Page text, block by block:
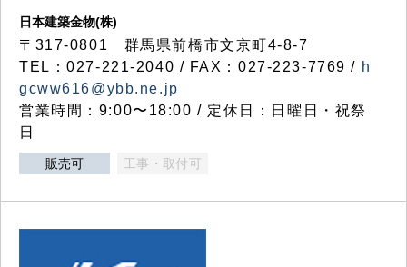
日本建築金物(株)
〒317‐0801 群馬県前橋市文京町4-8-7
TEL：027-221-2040 / FAX：027-223-7769 / h
gcww616@ybb.ne.jp
営業時間：9:00〜18:00 / 定休日：日曜日・祝祭
日
販売可 工事・取付可